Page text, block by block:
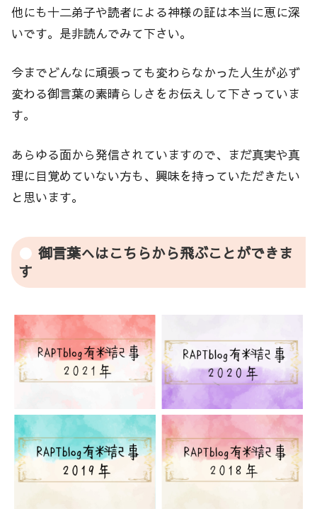
他にも十二弟子や読者による神様の証は本当に恵に深
いです。是非読んでみて下さい。
今までどんなに頑張っても変わらなかった人生が必ず
変わる御言葉の素晴らしさをお伝えして下さっていま
す。
あらゆる面から発信されていますので、まだ真実や真
理に目覚めていない方も、興味を持っていただきたい
と思います。
御言葉へはこちらから飛ぶことができま
す